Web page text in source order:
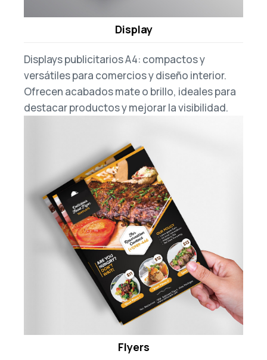
Display
Displayspublicitarios A4: compactos y
versátiles para comercios y diseño interior.
Ofrecen acabados mate o brillo, ideales para
destacar productos y mejorar la visibilidad.
Flyers